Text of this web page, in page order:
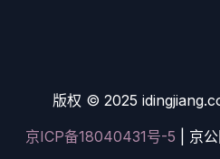
版权 © 2025
京ICP备18040431号-5 | 京